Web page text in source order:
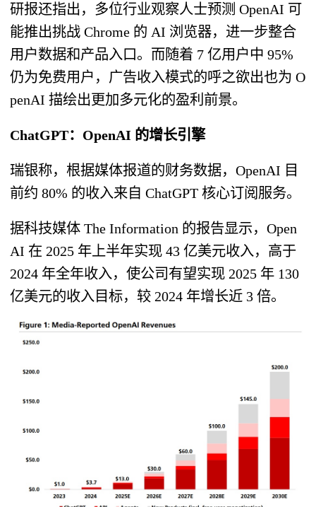
研报还指出，多位行业观察人士预测 OpenAI 可
能推出挑战 Chrome 的 AI 浏览器，进一步整合
用户数据和产品入口。而随着 7 亿用户中 95%
仍为免费用户，广告收入模式的呼之欲出也为 O
penAI 描绘出更加多元化的盈利前景。
ChatGPT：OpenAI 的增长引擎
瑞银称，根据媒体报道的财务数据，OpenAI 目
前约 80% 的收入来自 ChatGPT 核心订阅服务。
据科技媒体 The Information 的报告显示，Open
AI 在 2025 年上半年实现 43 亿美元收入，高于
2024 年全年收入，使公司有望实现 2025 年 130
亿美元的收入目标，较 2024 年增长近 3 倍。